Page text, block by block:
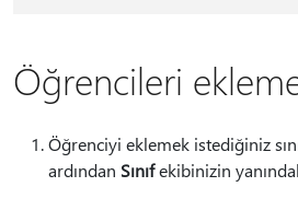
Öğrencileri
Öğrenciyi eklemek istediğiniz
ardından Sınıfekibinizin